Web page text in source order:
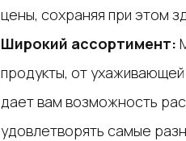
цены, сохраняя при этом
Широкий ассортимент:
продукты, от
дает вам возможность
удовлетворять самые